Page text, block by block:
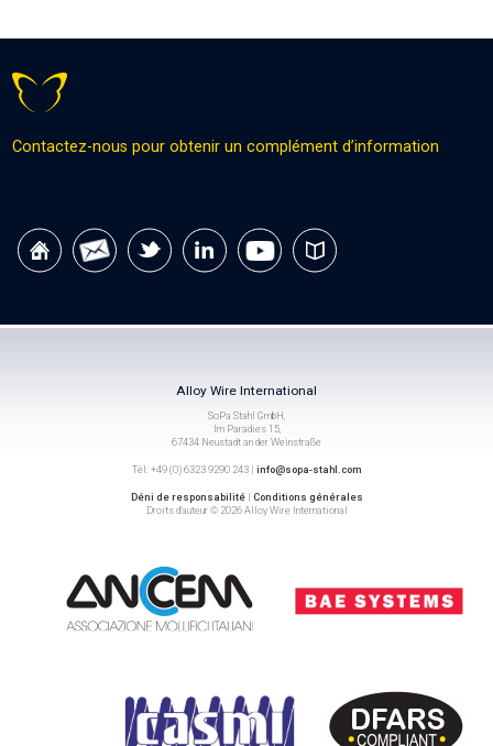
Contactez-nous pour obtenir un complément d’information
Alloy Wire International
SoPa Stahl GmbH,
Im Paradies 15,
67434 Neustadt an der Weinstraße
Tél: +49 (0) 6323 9290 243 | info@sopa-stahl.com
Déni de responsabilité| Conditions générales
Droits d’auteur © 2026 Alloy Wire International